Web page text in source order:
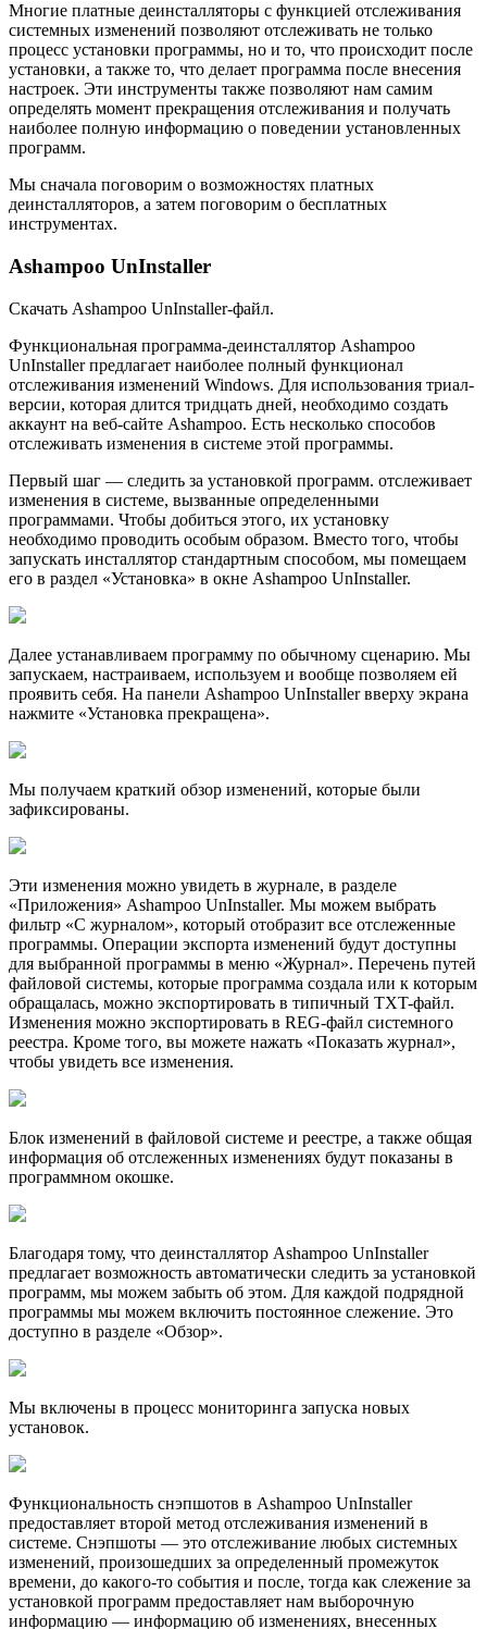
Многие платные деинсталляторы с функцией отслеживания
системных изменений позволяют отслеживать не только
процесс установки программы, но и то, что происходит после
установки, а также то, что делает программа после внесения
настроек. Эти инструменты также позволяют нам самим
определять момент прекращения отслеживания и получать
наиболее полную информацию о поведении установленных
программ.
Мы сначала поговорим о возможностях платных
деинсталляторов, а затем поговорим о бесплатных
инструментах.
Ashampoo UnInstaller
Скачать Ashampoo UnInstaller-файл.
Функциональная программа-деинсталлятор Ashampoo
UnInstaller предлагает наиболее полный функционал
отслеживания изменений Windows. Для использования триал-
версии, которая длится тридцать дней, необходимо создать
аккаунт на веб-сайте Ashampoo. Есть несколько способов
отслеживать изменения в системе этой программы.
Первый шаг — следить за установкой программ. отслеживает
изменения в системе, вызванные определенными
программами. Чтобы добиться этого, их установку
необходимо проводить особым образом. Вместо того, чтобы
запускать инсталлятор стандартным способом, мы помещаем
его в раздел «Установка» в окне Ashampoo UnInstaller.
Далее устанавливаем программу по обычному сценарию. Мы
запускаем, настраиваем, используем и вообще позволяем ей
проявить себя. На панели Ashampoo UnInstaller вверху экрана
нажмите «Установка прекращена».
Мы получаем краткий обзор изменений, которые были
зафиксированы.
Эти изменения можно увидеть в журнале, в разделе
«Приложения» Ashampoo UnInstaller. Мы можем выбрать
фильтр «С журналом», который отобразит все отслеженные
программы. Операции экспорта изменений будут доступны
для выбранной программы в меню «Журнал». Перечень путей
файловой системы, которые программа создала или к которым
обращалась, можно экспортировать в типичный TXT-файл.
Изменения можно экспортировать в REG-файл системного
реестра. Кроме того, вы можете нажать «Показать журнал»,
чтобы увидеть все изменения.
Блок изменений в файловой системе и реестре, а также общая
информация об отслеженных изменениях будут показаны в
программном окошке.
Благодаря тому, что деинсталлятор Ashampoo UnInstaller
предлагает возможность автоматически следить за установкой
программ, мы можем забыть об этом. Для каждой подрядной
программы мы можем включить постоянное слежение. Это
доступно в разделе «Обзор».
Мы включены в процесс мониторинга запуска новых
установок.
Функциональность снэпшотов в Ashampoo UnInstaller
предоставляет второй метод отслеживания изменений в
системе. Снэпшоты — это отслеживание любых системных
изменений, произошедших за определенный промежуток
времени, до какого-то события и после, тогда как слежение за
установкой программ предоставляет нам выборочную
информацию — информацию об изменениях, внесенных